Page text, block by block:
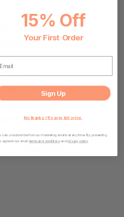
慮使用類似經典肛塞
柱形或雨滴形軸連接
莖擁有者來說攝護腺高
玩具是理想的選擇。
成年人都可以從帶有
受益。會陰.
控器或應用程式一起
15% Off
Your First Order
Sign Up
No thanks, I'll pay in full price.
can unsubscribe from our marketing emails at any time. By proceeding
agree to our email terms and conditionsandprivacy policy